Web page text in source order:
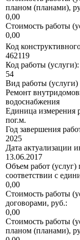
планом (планами),
0,00
Стоимость работы
0,00
Код
462119
Код работы (услуги):
54
Вид работы
Ремонт
водоснабжения
Единица измерения
пог.м.
Год завершения
2025
Дата актуализации
13.06.2017
Объем работ (услуг)
соответствии с
0,00
Стоимость работы
договорами, руб.:
0,00
Стоимость работы
планом (планами),